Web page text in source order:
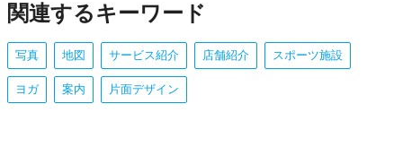
関連するキーワード
写真 地図 サービス紹介 店舗紹介 スポーツ施設
ヨガ 案内 片面デザイン